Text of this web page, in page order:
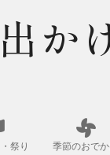
か
祭り 季節のおで